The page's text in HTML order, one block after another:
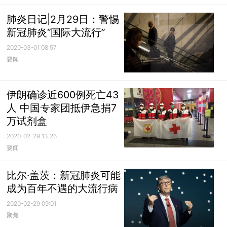
肺炎日记|2月29日：警惕
新冠肺炎“国际大流行”
2020-03-01 08:57
要闻
伊朗确诊近600例死亡43
人 中国专家团抵伊急捐7
万试剂盒
2020-02-29 13:26
要闻
比尔·盖茨：新冠肺炎可能
成为百年不遇的大流行病
2020-02-29 09:01
聚焦